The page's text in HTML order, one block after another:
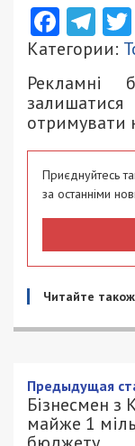
Категории:
Рекламні
отримувати
Приєднуйтесь
за останніми
Читайте також
Предыдущая
Бізнесмен з
майже 1